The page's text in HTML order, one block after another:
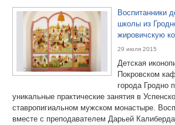
Воспитанники
школы из
жировичскую
29 июля 2015
Детская
Покровском
города Гродно
уникальные практические занятия в
ставропигиальном мужском монастыре.
вместе с преподавателем Дарьей